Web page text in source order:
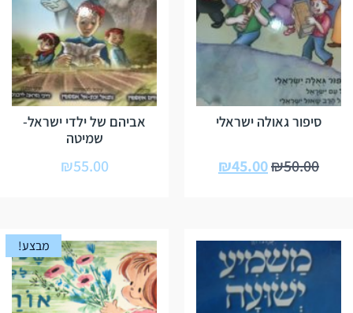
סיפור גאולה ישראלי
₪50.00
₪45.00
אביהם של ילדי ישראל-
שמיטה
₪55.00
מבצע!